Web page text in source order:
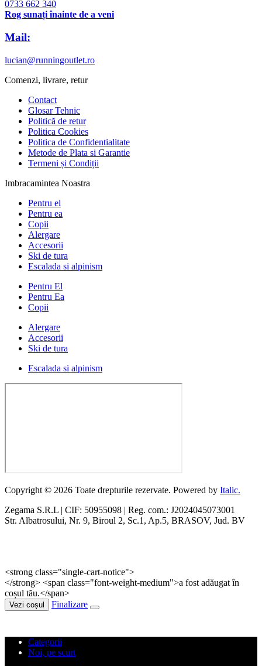
0733 662 340
Rog sunați înainte de a veni
Mail:
lucian@runningoutlet.ro
Comenzi, livrare, retur
Contact
Glosar Tehnic
Politică de retur
Politica Cookies
Politica de Confidentialitate
Metode de Plata si Garantie
Termeni și Condiții
Imbracamintea Noastra
Pentru el
Pentru ea
Copii
Alergare
Accesorii
Ski de tura
Escalada si alpinism
Pentru El
Pentru Ea
Copii
Alergare
Accesorii
Ski de tura
Escalada si alpinism
Copyright © 2026 Toate drepturile rezervate. Powered by Italic.
Zegama S.R.L | CIF: 50955098 | Reg. com.: J2024045073001
Str. Albatrosului, Nr. 9, Biroul 2, Sc.1, Ap.5, BRASOV, Jud. BV
<strong class="single-cart-notice">
</strong> <span class="font-weight-medium">a fost adăugat în
coșul tău.</span>
Vezi coșul Finalizare
Categorii
Noi, pe scurt